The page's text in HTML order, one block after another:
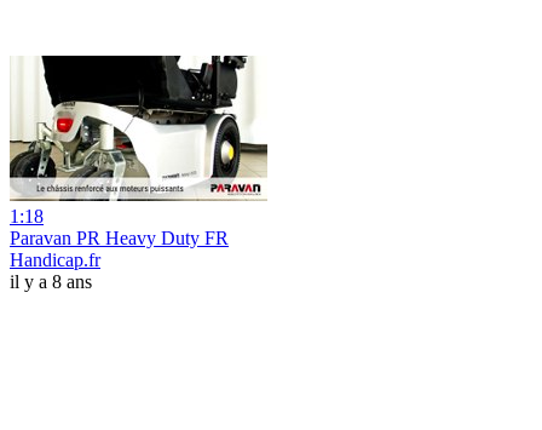
1:18
Paravan PR Heavy Duty FR
Handicap.fr
il y a 8 ans